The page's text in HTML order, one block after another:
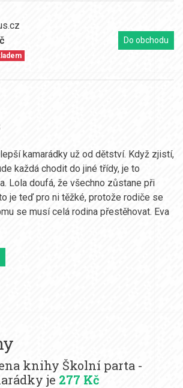
Do obchodu
kamarádky už od dětství. Když zjistí,
každá chodit do jiné třídy, je to
Lola doufá, že všechno zůstane při
je teď pro ni těžké, protože rodiče se
se musí celá rodina přestěhovat. Eva
knihy Školní parta -
je 277 Kč